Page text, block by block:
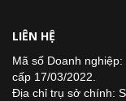
LIÊN HỆ
Mã số Doanh
cấp 17/03/2022.
Địa chỉ trụ sở chính: